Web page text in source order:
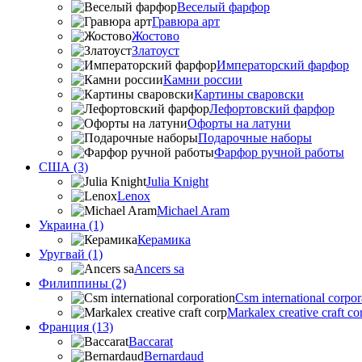
Веселый фарфор
Гравюра арт
Жостово
Златоуст
Императорский фарфор
Камни россии
Картины сваровски
Лефортовский фарфор
Офорты на латуни
Подарочные наборы
Фарфор ручной работы
США (3)
Julia Knight
Lenox
Michael Aram
Украина (1)
Керамика
Уругвай (1)
Ancers sa
Филиппины (2)
Csm international
Markalex creative craft
Франция (13)
Baccarat
Bernardaud